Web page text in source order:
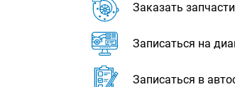
Заказать запчасти
Записаться на
Записаться в